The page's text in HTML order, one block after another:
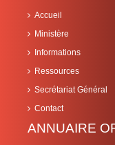
Accueil
Ministère
Informations
Ressources
Secrétariat Général
Contact
ANNUAIRE